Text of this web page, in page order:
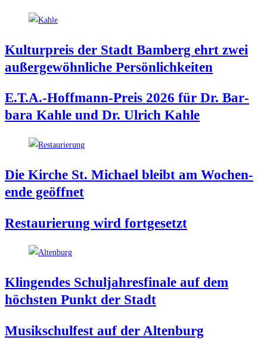
Kul­tur­preis der Stadt Bam­berg ehrt zwei
außer­ge­wöhn­li­che Persönlichkeiten
E.T.A.-Hoffmann-Preis 2026 für Dr. Bar­
ba­ra Kah­le und Dr. Ulrich Kahle
Die Kir­che St. Micha­el bleibt am Wochen­
en­de geöffnet
Restau­rie­rung wird fortgesetzt
Klin­gen­des Schul­jah­res­fi­na­le auf dem
höchs­ten Punkt der Stadt
Musik­schul­fest auf der Altenburg